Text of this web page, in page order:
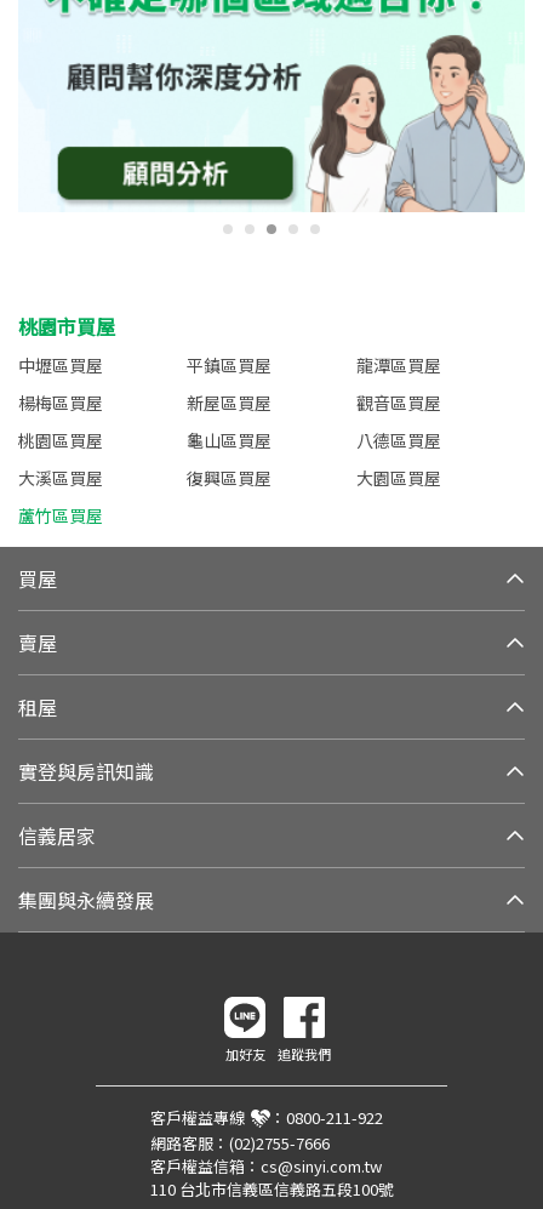
桃園市買屋
中壢區買屋 平鎮區買屋
龍潭區買屋
楊梅區買屋
新屋區買屋
觀音區買屋
桃園區買屋
龜山區買屋
八德區買屋
大溪區買屋
復興區買屋
大園區買屋
蘆竹區買屋
買屋
賣屋
租屋
實登與房訊知識
信義居家
集團與永續發展
加好友 追蹤我們
客戶權益專線 ： 0800-211-922
網路客服： (02)2755-7666
客戶權益信箱： cs@sinyi.com.tw
110 台北市信義區信義路五段100號